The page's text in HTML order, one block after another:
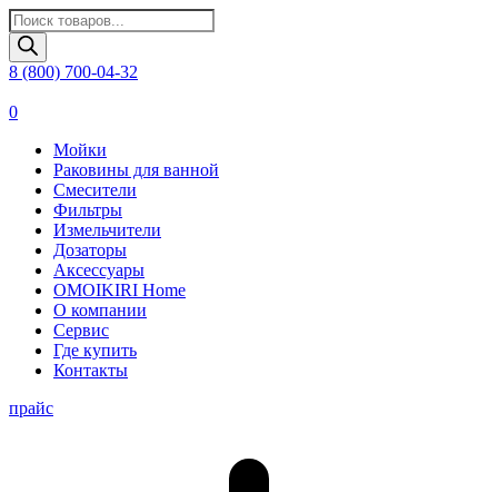
Поиск
товаров
8 (800) 700-04-32
0
Мойки
Раковины для ванной
Смесители
Фильтры
Измельчители
Дозаторы
Аксессуары
OMOIKIRI Home
О компании
Сервис
Где купить
Контакты
прайс